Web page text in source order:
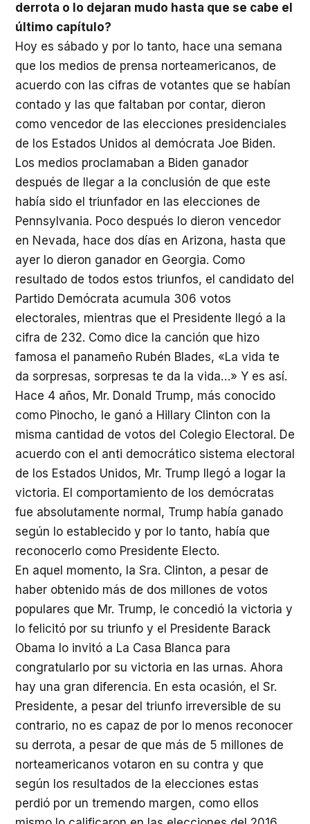
derrota o lo dejaran mudo hasta que se cabe el
último capítulo?
Hoy es sábado y por lo tanto, hace una semana
que los medios de prensa norteamericanos, de
acuerdo con las cifras de votantes que se habían
contado y las que faltaban por contar, dieron
como vencedor de las elecciones presidenciales
de los Estados Unidos al demócrata Joe Biden.
Los medios proclamaban a Biden ganador
después de llegar a la conclusión de que este
había sido el triunfador en las elecciones de
Pennsylvania. Poco después lo dieron vencedor
en Nevada, hace dos días en Arizona, hasta que
ayer lo dieron ganador en Georgia. Como
resultado de todos estos triunfos, el candidato del
Partido Demócrata acumula 306 votos
electorales, mientras que el Presidente llegó a la
cifra de 232. Como dice la canción que hizo
famosa el panameño Rubén Blades, «La vida te
da sorpresas, sorpresas te da la vida…» Y es así.
Hace 4 años, Mr. Donald Trump, más conocido
como Pinocho, le ganó a Hillary Clinton con la
misma cantidad de votos del Colegio Electoral. De
acuerdo con el anti democrático sistema electoral
de los Estados Unidos, Mr. Trump llegó a logar la
victoria. El comportamiento de los demócratas
fue absolutamente normal, Trump había ganado
según lo establecido y por lo tanto, había que
reconocerlo como Presidente Electo.
En aquel momento, la Sra. Clinton, a pesar de
haber obtenido más de dos millones de votos
populares que Mr. Trump, le concedió la victoria y
lo felicitó por su triunfo y el Presidente Barack
Obama lo invitó a La Casa Blanca para
congratularlo por su victoria en las urnas. Ahora
hay una gran diferencia. En esta ocasión, el Sr.
Presidente, a pesar del triunfo irreversible de su
contrario, no es capaz de por lo menos reconocer
su derrota, a pesar de que más de 5 millones de
norteamericanos votaron en su contra y que
según los resultados de la elecciones estas
perdió por un tremendo margen, como ellos